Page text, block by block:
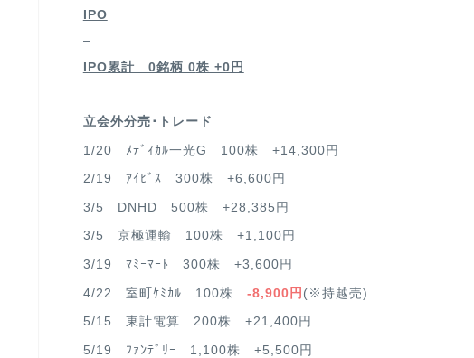
IPO
–
IPO累計 0銘柄 0株 +0円
立会外分売･トレード
1/20 ﾒﾃﾞｨｶﾙ一光G 100株 +14,300円
2/19 ｱｲﾋﾞｽ 300株 +6,600円
3/5 DNHD 500株 +28,385円
3/5 京極運輸 100株 +1,100円
3/19 ﾏﾐｰﾏｰﾄ 300株 +3,600円
4/22 室町ｹﾐｶﾙ 100株 -8,900円 (※持越売)
5/15 東計電算 200株 +21,400円
5/19 ﾌｧﾝﾃﾞﾘｰ 1,100株 +5,500円